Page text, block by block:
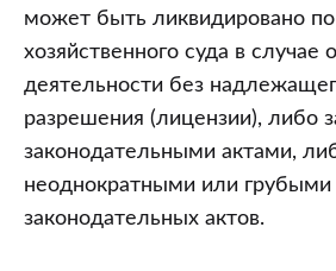
может быть ликвидировано
хозяйственного суда в случае
деятельности без
разрешения (лицензии), либо
законодательными актами,
неоднократными или
законодательных актов.